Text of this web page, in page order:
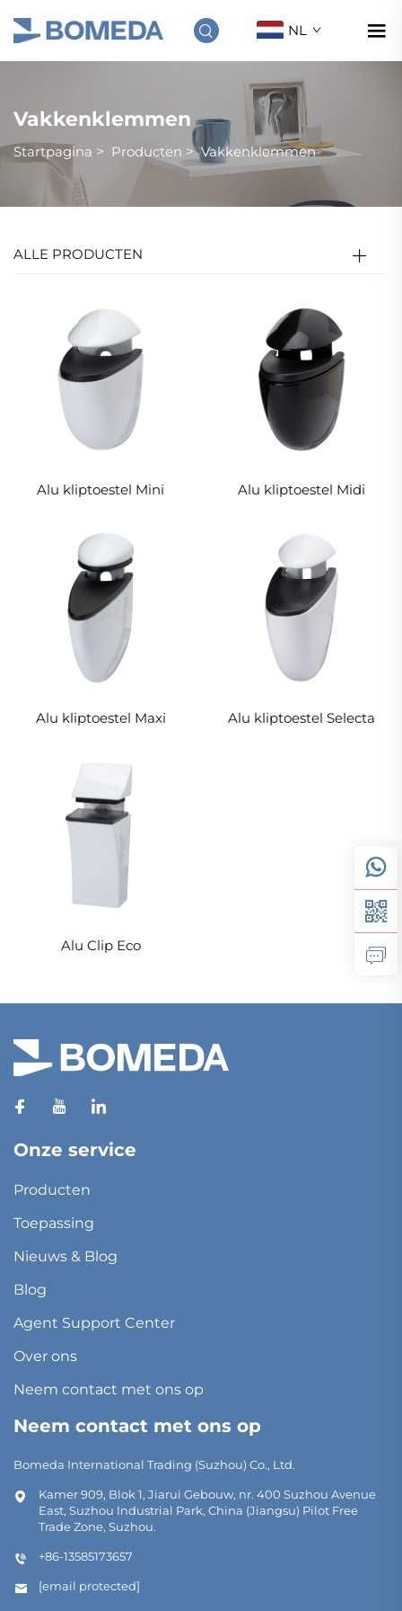
NL
Vakkenklemmen
Startpagina > Producten >Vakkenklemmen
ALLE PRODUCTEN
Alu kliptoestel Mini Alu kliptoestel Midi
Alu kliptoestel Maxi Alu kliptoestel Selecta
Alu Clip Eco
Onze service
Producten
Toepassing
Nieuws & Blog
Blog
Agent Support Center
Over ons
Neem contact met ons op
Neem contact met ons op
Bomeda International Trading (Suzhou) Co., Ltd.
Kamer 909, Blok 1, Jiarui Gebouw, nr. 400 Suzhou Avenue
East, Suzhou Industrial Park, China (Jiangsu) Pilot Free
Trade Zone, Suzhou.
+86-13585173657
[email protected]